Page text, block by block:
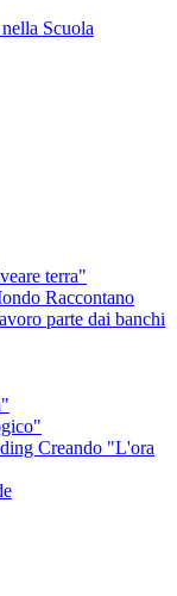
Scuola
terra"
Raccontano
parte dai banchi
Creando "L'ora